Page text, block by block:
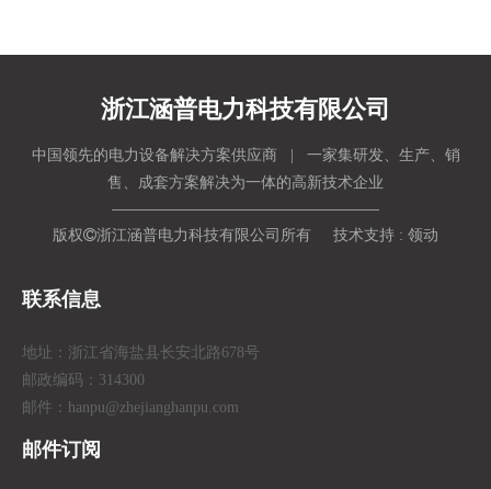
浙江涵普电力科技有限公司
中国领先的电力设备解决方案供应商 | 一家集研发、生产、销
售、成套方案解决为一体的高新技术企业
版权浙江涵普电力科技有限公司所有 技术支持 : 领动
联系信息
地址：浙江省海盐县长安北路678号
邮政编码：314300
邮件：hanpu@zhejianghanpu.com
邮件订阅